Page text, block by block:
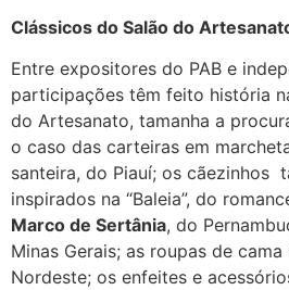
Clássicos do Salão do
Entre expositores do PAB e
participações têm feito história
do Artesanato, tamanha a
o caso das carteiras em
santeira, do Piauí; os cãezinhos
inspirados na “Baleia”, do
Marco de Sertânia, do
Minas Gerais; as roupas de
Nordeste; os enfeites e